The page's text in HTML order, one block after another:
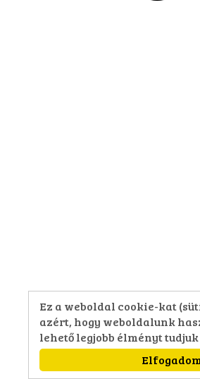
Ez a weboldal cookie-kat
azért, hogy weboldalunk
lehető legjobb élményt